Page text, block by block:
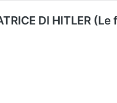
DI HITLER